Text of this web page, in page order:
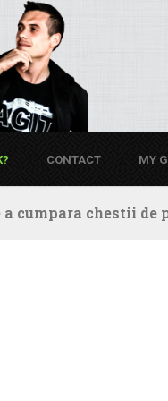
CONTACT MY
cumpara chestii de